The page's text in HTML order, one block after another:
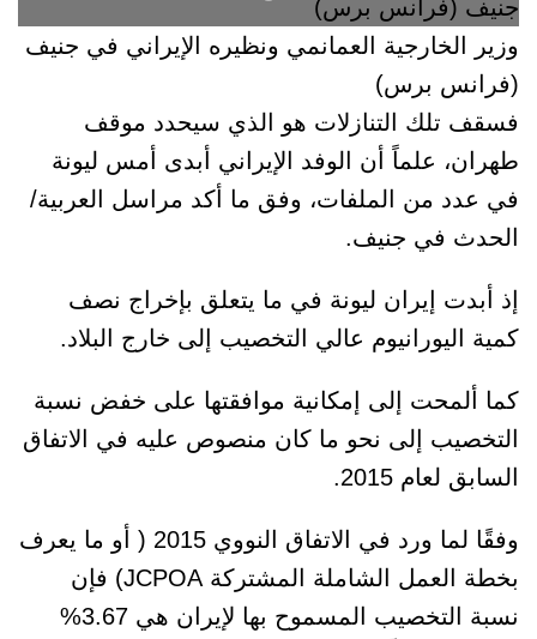
وزير الخارجية العمانمي ونظيره الإيراني في جنيف
(فرانس برس)
فسقف تلك التنازلات هو الذي سيحدد موقف
طهران، علماً أن الوفد الإيراني أبدى أمس ليونة
في عدد من الملفات، وفق ما أكد مراسل العربية/
الحدث في جنيف.
إذ أبدت إيران ليونة في ما يتعلق بإخراج نصف
كمية اليورانيوم عالي التخصيب إلى خارج البلاد.
كما ألمحت إلى إمكانية موافقتها على خفض نسبة
التخصيب إلى نحو ما كان منصوص عليه في الاتفاق
السابق لعام 2015.
وفقًا لما ورد في الاتفاق النووي 2015 ( أو ما يعرف
بخطة العمل الشاملة المشتركة JCPOA) فإن
نسبة التخصيب المسموح بها لإيران هي 3.67%